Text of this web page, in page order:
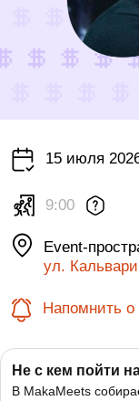
15 июля
9:00
Event-
ул.
Напомнить о